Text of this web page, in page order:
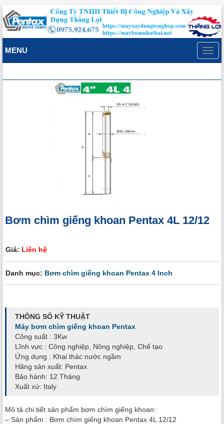
MENU
Bơm chìm giếng khoan Pentax 4L 12/12
Giá: Liên hệ
Danh mục: Bơm chìm giếng khoan Pentax 4 Inch
THÔNG SỐ KỸ THUẬT
Máy bơm chìm giếng khoan Pentax
Công suất : 3Kw
Lĩnh vực : Công nghiệp, Nông nghiệp, Chế tạo
Ứng dụng : Khai thác nước ngầm
Hãng sản xuất: Pentax
Bảo hành: 12 Tháng
Xuất xứ: Italy
Mô tả chi tiết sản phẩm bơm chìm giếng khoan:
– Sản phẩm : Bơm chìm giếng khoan Pentax 4L 12/12